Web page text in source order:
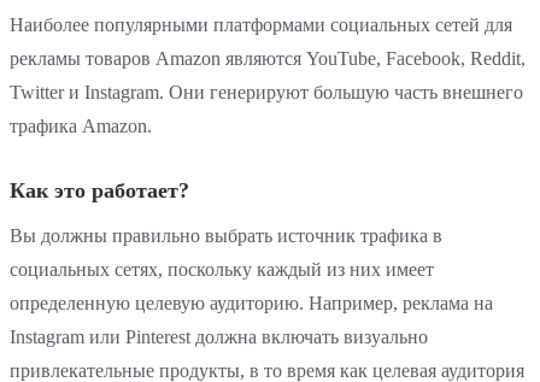
Наиболее популярными платформами социальных сетей для
рекламы товаров Amazon являются YouTube, Facebook, Reddit,
Twitter и Instagram. Они генерируют большую часть внешнего
трафика Amazon.
Как это работает?
Вы должны правильно выбрать источник трафика в
социальных сетях, поскольку каждый из них имеет
определенную целевую аудиторию. Например, реклама на
Instagram или Pinterest должна включать визуально
привлекательные продукты, в то время как целевая аудитория